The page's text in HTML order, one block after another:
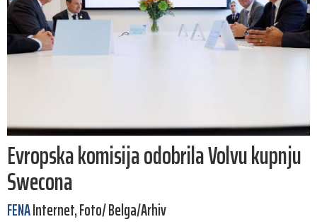
Evropska komisija odobrila Volvu kupnju
Swecona
FENAInternet, Foto/ Belga/Arhiv